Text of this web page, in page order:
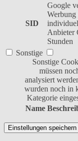
SID
Google
Anbieter
Stunden
Sonstige
Sonstige
müssen
analysiert
wurden noch in
Kategorie
Name
Einstellungen speichern